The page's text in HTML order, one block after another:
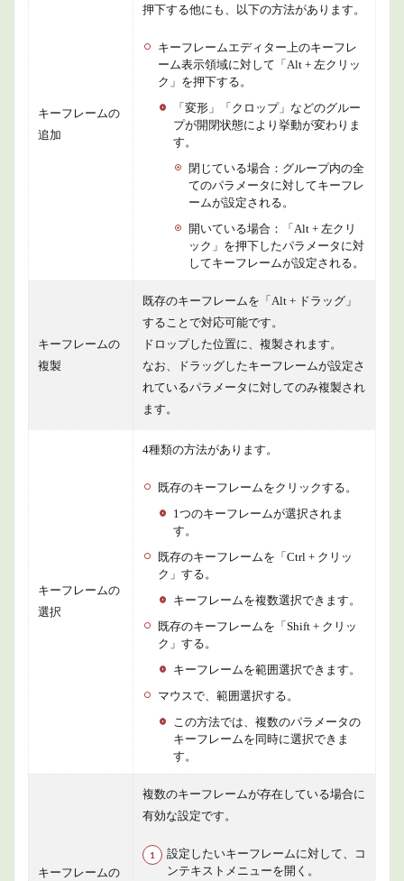
キーフレームの
追加
押下する他にも、以下の方法があります。
キーフレームエディター上のキーフレ
ーム表示領域に対して「Alt + 左クリッ
ク」を押下する。
「変形」「クロップ」などのグルー
プが開閉状態により挙動が変わりま
す。
閉じている場合：グループ内の全
てのパラメータに対してキーフレ
ームが設定される。
開いている場合：「Alt + 左クリ
ック」を押下したパラメータに対
してキーフレームが設定される。
キーフレームの
複製
既存のキーフレームを「Alt + ドラッグ」
することで対応可能です。
ドロップした位置に、複製されます。
なお、ドラッグしたキーフレームが設定さ
れているパラメータに対してのみ複製され
ます。
キーフレームの
選択
4種類の方法があります。
既存のキーフレームをクリックする。
1つのキーフレームが選択されま
す。
既存のキーフレームを「Ctrl + クリッ
ク」する。
キーフレームを複数選択できます。
既存のキーフレームを「Shift + クリッ
ク」する。
キーフレームを範囲選択できます。
マウスで、範囲選択する。
この方法では、複数のパラメータの
キーフレームを同時に選択できま
す。
キーフレームの
複数のキーフレームが存在している場合に
有効な設定です。
設定したいキーフレームに対して、コ
ンテキストメニューを開く。